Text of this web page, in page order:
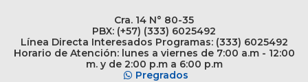
Cra. 14 N° 80-35
PBX: (+57) (333) 6025492
Línea Directa Interesados Programas: (333) 6025492
Horario de Atención: lunes a viernes de 7:00 a.m - 12:00
m. y de 2:00 p.m a 6:00 p.m
Pregrados